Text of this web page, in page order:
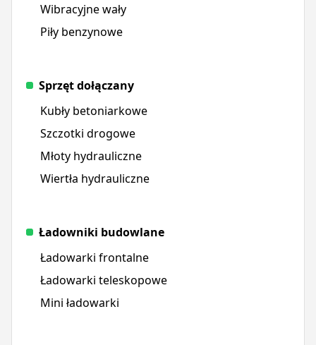
Wibracyjne wały
Piły benzynowe
Sprzęt dołączany
Kubły betoniarkowe
Szczotki drogowe
Młoty hydrauliczne
Wiertła hydrauliczne
Ładowniki budowlane
Ładowarki frontalne
Ładowarki teleskopowe
Mini ładowarki